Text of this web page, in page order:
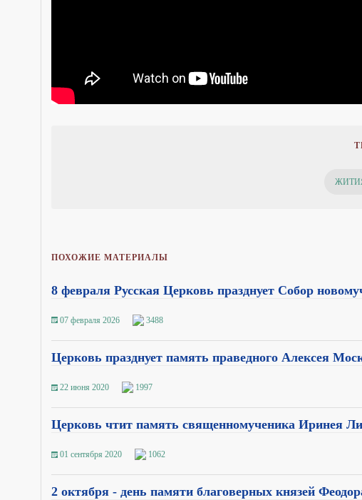
ПОХОЖИЕ МАТЕРИАЛЫ
8 февраля Русская Церковь празднует Собор
07 февраля 2026 3488
Церковь празднует память праведного Алексея
22 июня 2020 1997
Церковь чтит память священномученика Иринея
01 сентября 2020 1062
2 октября - день памяти благоверных князей